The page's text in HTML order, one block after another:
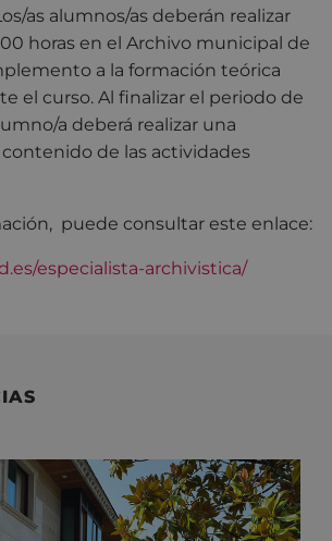
as alumnos/as deberán realizar
horas en el Archivo municipal de
a la formación teórica
el curso. Al finalizar el periodo de
a deberá realizar una
de las actividades
puede consultar este enlace:
especialista-archivistica/